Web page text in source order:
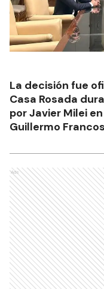
La decisión fue
Casa Rosada
por Javier Milei
Guillermo
Ads